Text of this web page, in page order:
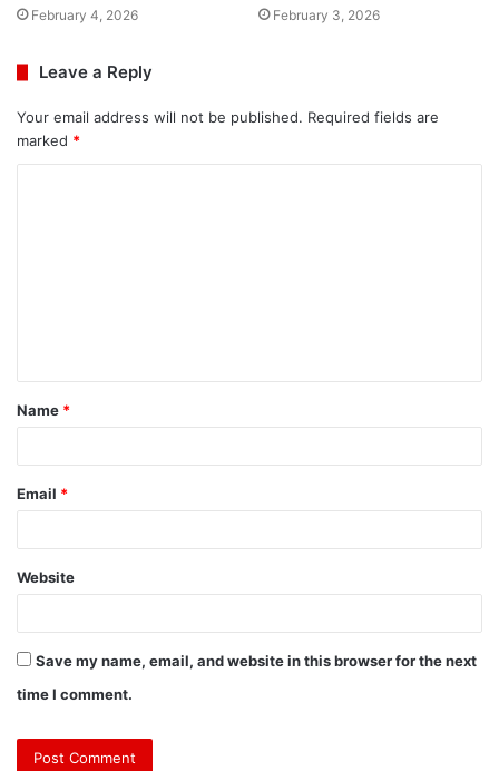
February 4, 2026 February 3, 2026
Leave a Reply
Your email address will not be published. Required fields are
marked *
t
*
Name *
Email *
Website
Save my name, email, and website in this browser for the next
time I comment.